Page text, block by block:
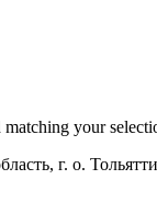
your
г. о.